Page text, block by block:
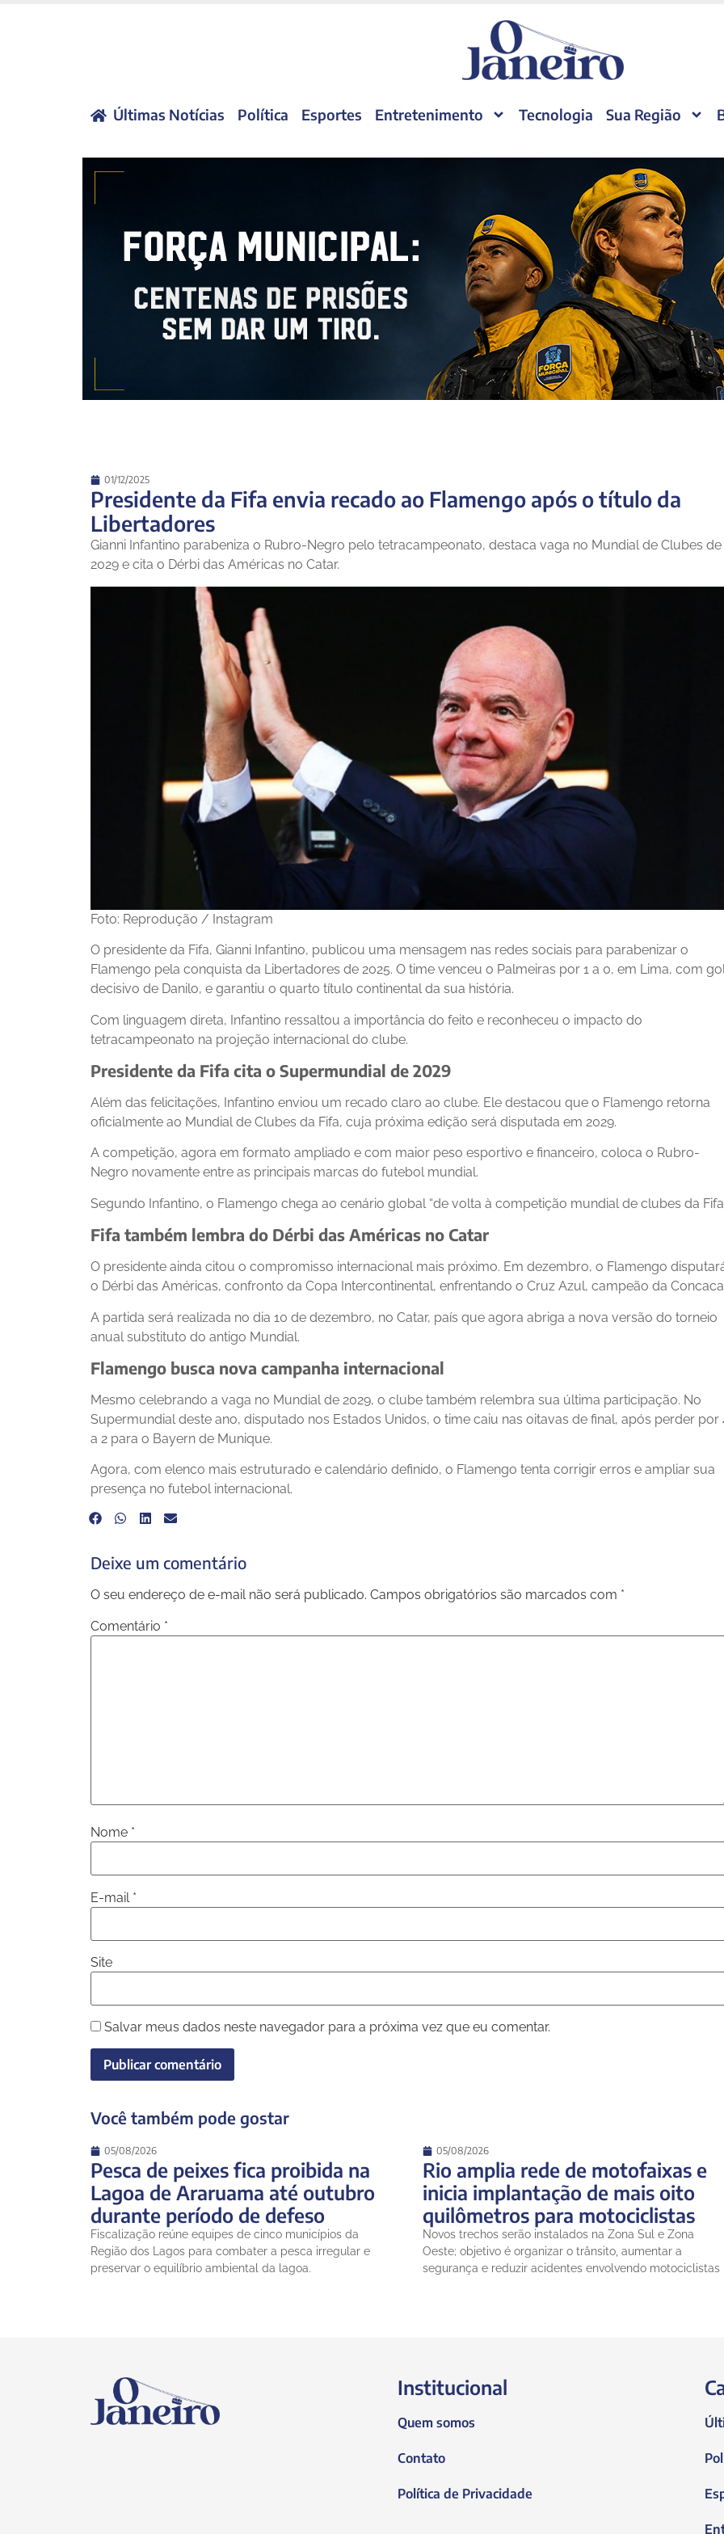
Últimas Notícias Política Esportes Entretenimento Tecnologia Sua Região
01/12/2025
Presidente da Fifa envia recado ao Flamengo após o título da
Libertadores
Gianni Infantino parabeniza o Rubro-Negro pelo tetracampeonato, destaca vaga no Mundial de Clubes de
2029 e cita o Dérbi das Américas no Catar.
Foto: Reprodução / Instagram
O presidente da Fifa, Gianni Infantino, publicou uma mensagem nas redes sociais para parabenizar o
Flamengo pela conquista da Libertadores de 2025. O time venceu o Palmeiras por 1 a 0, em Lima, com
decisivo de Danilo, e garantiu o quarto título continental da sua história.
Com linguagem direta, Infantino ressaltou a importância do feito e reconheceu o impacto do
tetracampeonato na projeção internacional do clube.
Presidente da Fifa cita o Supermundial de 2029
Além das felicitações, Infantino enviou um recado claro ao clube. Ele destacou que o Flamengo retorna
oficialmente ao Mundial de Clubes da Fifa, cuja próxima edição será disputada em 2029.
A competição, agora em formato ampliado e com maior peso esportivo e financeiro, coloca o Rubro-
Negro novamente entre as principais marcas do futebol mundial.
Segundo Infantino, o Flamengo chega ao cenário global “de volta à competição mundial de clubes da
Fifa também lembra do Dérbi das Américas no Catar
O presidente ainda citou o compromisso internacional mais próximo. Em dezembro, o Flamengo
o Dérbi das Américas, confronto da Copa Intercontinental, enfrentando o Cruz Azul, campeão da
A partida será realizada no dia 10 de dezembro, no Catar, país que agora abriga a nova versão do torneio
anual substituto do antigo Mundial.
Flamengo busca nova campanha internacional
Mesmo celebrando a vaga no Mundial de 2029, o clube também relembra sua última participação. No
Supermundial deste ano, disputado nos Estados Unidos, o time caiu nas oitavas de final, após perder por
a 2 para o Bayern de Munique.
Agora, com elenco mais estruturado e calendário definido, o Flamengo tenta corrigir erros e ampliar sua
presença no futebol internacional.
Deixe um comentário
O seu endereço de e-mail não será publicado. Campos obrigatórios são marcados com *
Comentário *
Nome *
E-mail *
Site
Salvar meus dados neste navegador para a próxima vez que eu comentar.
Você também pode gostar
05/08/2026
Pesca de peixes fica proibida na
Lagoa de Araruama até outubro
durante período de defeso
Fiscalização reúne equipes de cinco municípios da
Região dos Lagos para combater a pesca irregular e
preservar o equilíbrio ambiental da lagoa.
05/08/2026
Rio amplia rede de motofaixas e
inicia implantação de mais oito
quilômetros para motociclistas
Novos trechos serão instalados na Zona Sul e Zona
Oeste; objetivo é organizar o trânsito, aumentar a
segurança e reduzir acidentes envolvendo motociclistas
Institucional
Quem somos
Contato
Política de Privacidade